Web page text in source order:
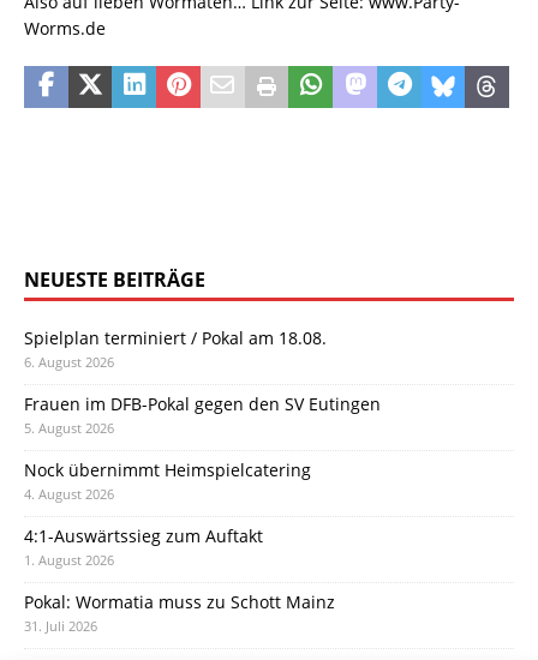
Worms.de
NEUESTE BEITRÄGE
Spielplan terminiert / Pokal am 18.08.
6. August 2026
Frauen im DFB-Pokal gegen den SV Eutingen
5. August 2026
Nock übernimmt Heimspielcatering
4. August 2026
4:1-Auswärtssieg zum Auftakt
1. August 2026
Pokal: Wormatia muss zu Schott Mainz
31. Juli 2026